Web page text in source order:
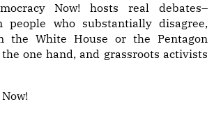
Now! hosts real debates–
people who substantially disagree,
the White House or the Pentagon
one hand, and grassroots activists